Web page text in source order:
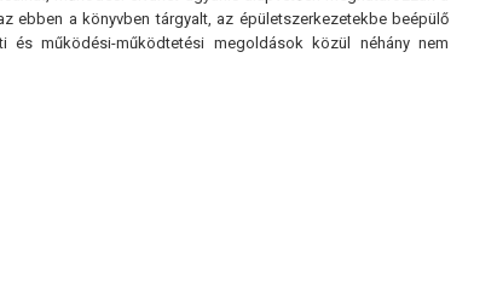
ebben a könyvben tárgyalt, az épületszerkezetekbe beépülő
működési-működtetési megoldások közül néhány nem